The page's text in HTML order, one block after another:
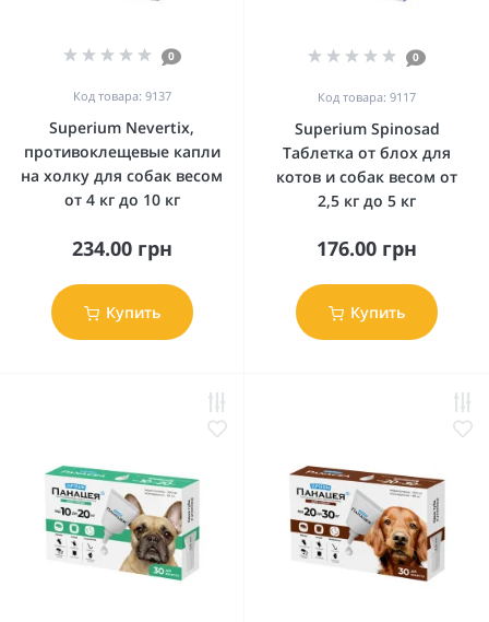
0
Код товара: 9137
Superium Nevertix,
противоклещевые капли
на холку для собак весом
от 4 кг до 10 кг
234.00 грн
Купить
0
Код товара: 9117
Superium Spinosad
Таблетка от блох для
котов и собак весом от
2,5 кг до 5 кг
176.00 грн
Купить